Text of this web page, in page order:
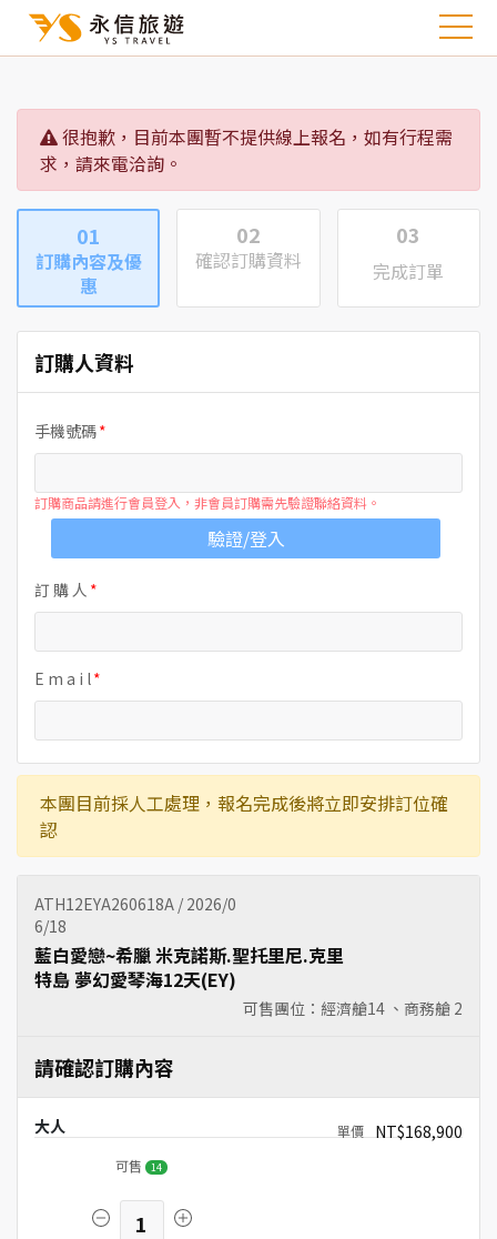
很抱歉，目前本團暫不提供線上報名，如有行程需
求，請來電洽詢。
01
訂購內容及優
惠
02
確認訂購資料
03
完成訂單
訂購人資料
手機號碼
訂購商品請進行會員登入，非會員訂購需先驗證聯絡資料。
驗證/登入
訂 購 人
E m a i l
本團目前採人工處理，報名完成後將立即安排訂位確
認
ATH12EYA260618A / 2026/0
6/18
可售團位：經濟艙14 、商務艙 2
藍白愛戀~希臘 米克諾斯.聖托里尼.克里
特島 夢幻愛琴海12天(EY)
請確認訂購內容
大人 NT$168,900
可售 14
1